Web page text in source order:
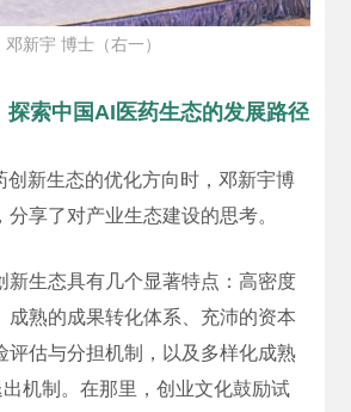
邓新宇 博士（右一）
探索中国AI医药生态的发展路径
创新生态的优化方向时，邓新宇博
享了对产业生态建设的思考。
新生态具有几个显著特点：高密度
成熟的成果转化体系、充沛的资本
评估与分担机制，以及多样化成熟
机制。在那里，创业文化鼓励试